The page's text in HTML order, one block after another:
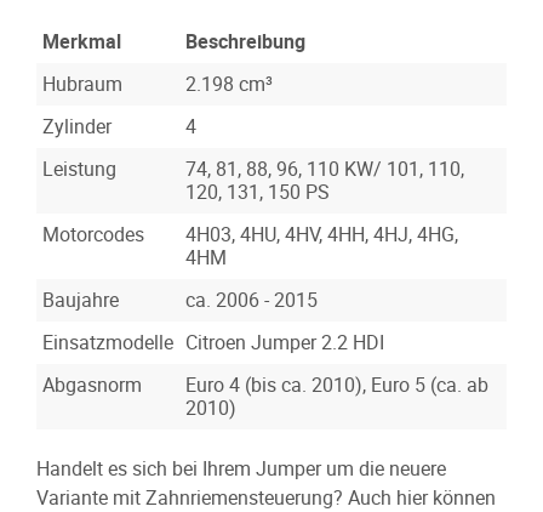
Merkmal
Beschreibung
Hubraum
2.198 cm³
Zylinder
4
Leistung
74, 81, 88, 96, 110 KW/ 101, 110,
120, 131, 150 PS
Motorcodes
4H03, 4HU, 4HV, 4HH, 4HJ, 4HG,
4HM
Baujahre
ca. 2006 - 2015
Einsatzmodelle Citroen Jumper 2.2 HDI
Abgasnorm
Euro 4 (bis ca. 2010), Euro 5 (ca. ab
2010)
Handelt es sich bei Ihrem Jumper um die neuere
Variante mit Zahnriemensteuerung? Auch hier können